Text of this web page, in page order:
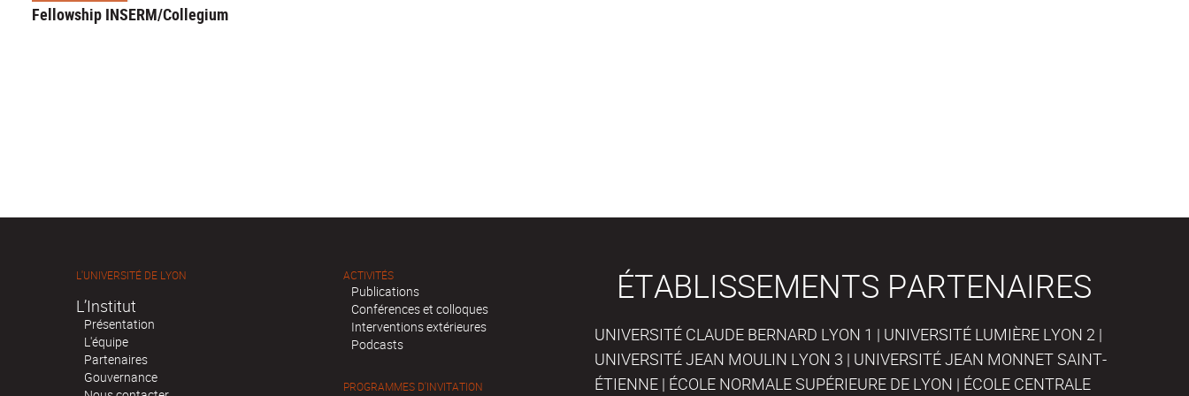
Fellowship INSERM/Collegium
L'UNIVERSITÉ DE LYON
L’Institut
Présentation
L'équipe
Partenaires
Gouvernance
ACTIVITÉS
Publications
Conférences et colloques
Interventions extérieures
Podcasts
PROGRAMMES D'INVITATION
ÉTABLISSEMENTS PARTENAIRES
UNIVERSITÉ CLAUDE BERNARD LYON 1 | UNIVERSITÉ LUMIÈRE LYON 2 |
UNIVERSITÉ JEAN MOULIN LYON 3 | UNIVERSITÉ JEAN MONNET SAINT-
ÉTIENNE | ÉCOLE NORMALE SUPÉRIEURE DE LYON | ÉCOLE CENTRALE